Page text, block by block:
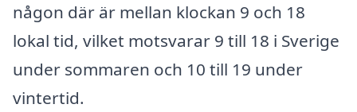
någon där är mellan klockan 9 och 18
lokal tid, vilket motsvarar 9 till 18 i Sverige
under sommaren och 10 till 19 under
vintertid.